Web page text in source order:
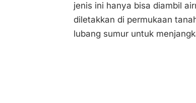
jenis ini hanya bisa diambil
diletakkan di permukaan
lubang sumur untuk